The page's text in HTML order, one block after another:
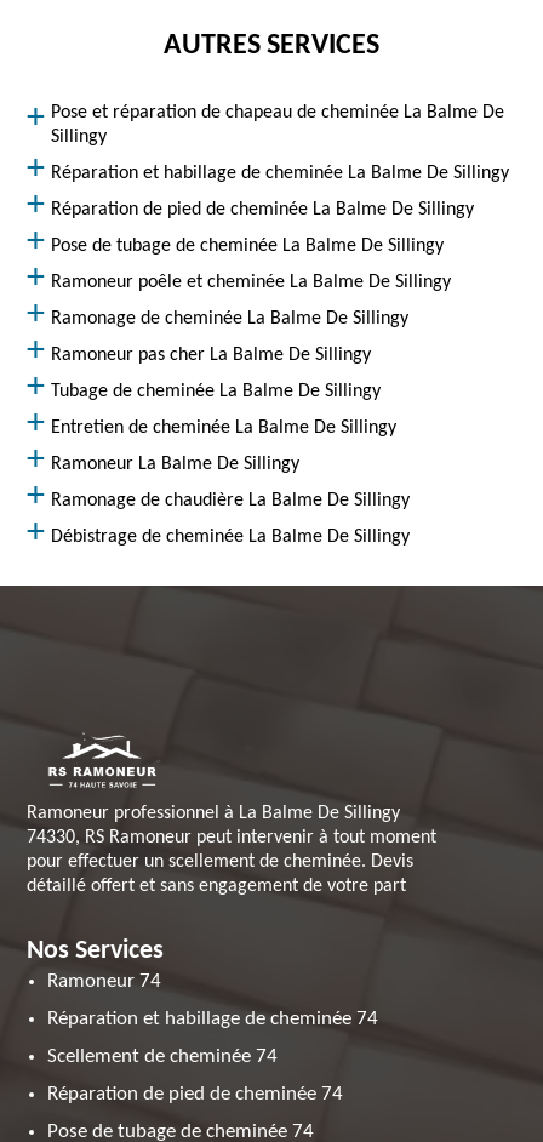
AUTRES SERVICES
Pose et réparation de chapeau de cheminée La Balme De
Sillingy
Réparation et habillage de cheminée La Balme De Sillingy
Réparation de pied de cheminée La Balme De Sillingy
Pose de tubage de cheminée La Balme De Sillingy
Ramoneur poêle et cheminée La Balme De Sillingy
Ramonage de cheminée La Balme De Sillingy
Ramoneur pas cher La Balme De Sillingy
Tubage de cheminée La Balme De Sillingy
Entretien de cheminée La Balme De Sillingy
Ramoneur La Balme De Sillingy
Ramonage de chaudière La Balme De Sillingy
Débistrage de cheminée La Balme De Sillingy
Ramoneur professionnel à La Balme De Sillingy
74330, RS Ramoneur peut intervenir à tout moment
pour effectuer un scellement de cheminée. Devis
détaillé offert et sans engagement de votre part
Nos Services
Ramoneur 74
Réparation et habillage de cheminée 74
Scellement de cheminée 74
Réparation de pied de cheminée 74
Pose de tubage de cheminée 74